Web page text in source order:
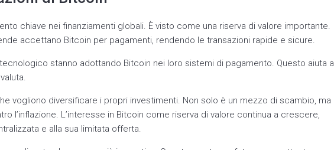
chiave nei finanziamenti globali. È visto come una riserva di valore importante.
accettano Bitcoin per pagamenti, rendendo le transazioni rapide e sicure.
stanno adottando Bitcoin nei loro sistemi di pagamento. Questo aiuta a
vogliono diversificare i propri investimenti. Non solo è un mezzo di scambio, ma
l’inflazione. L’interesse in Bitcoin come riserva di valore continua a crescere,
e alla sua limitata offerta.